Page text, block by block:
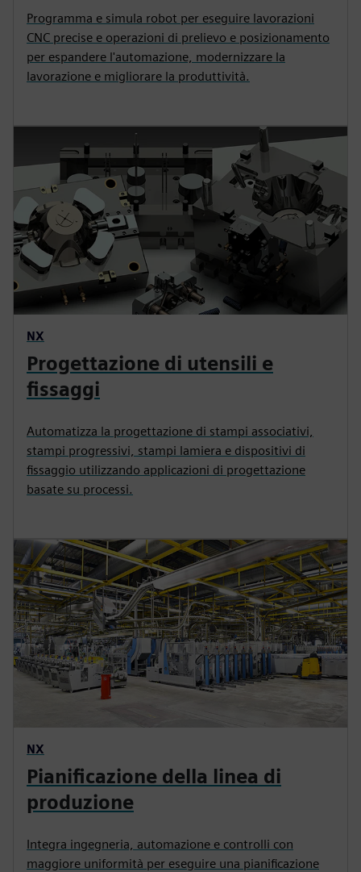
Programma e simula robot per eseguire lavorazioni
CNC precise e operazioni di prelievo e posizionamento
per espandere l'automazione, modernizzare la
lavorazione e migliorare la produttività.
NX
Progettazione di utensili e
fissaggi
Automatizza la progettazione di stampi associativi,
stampi progressivi, stampi lamiera e dispositivi di
fissaggio utilizzando applicazioni di progettazione
basate su processi.
NX
Pianificazione della linea di
produzione
Integra ingegneria, automazione e controlli con
maggiore uniformità per eseguire una pianificazione